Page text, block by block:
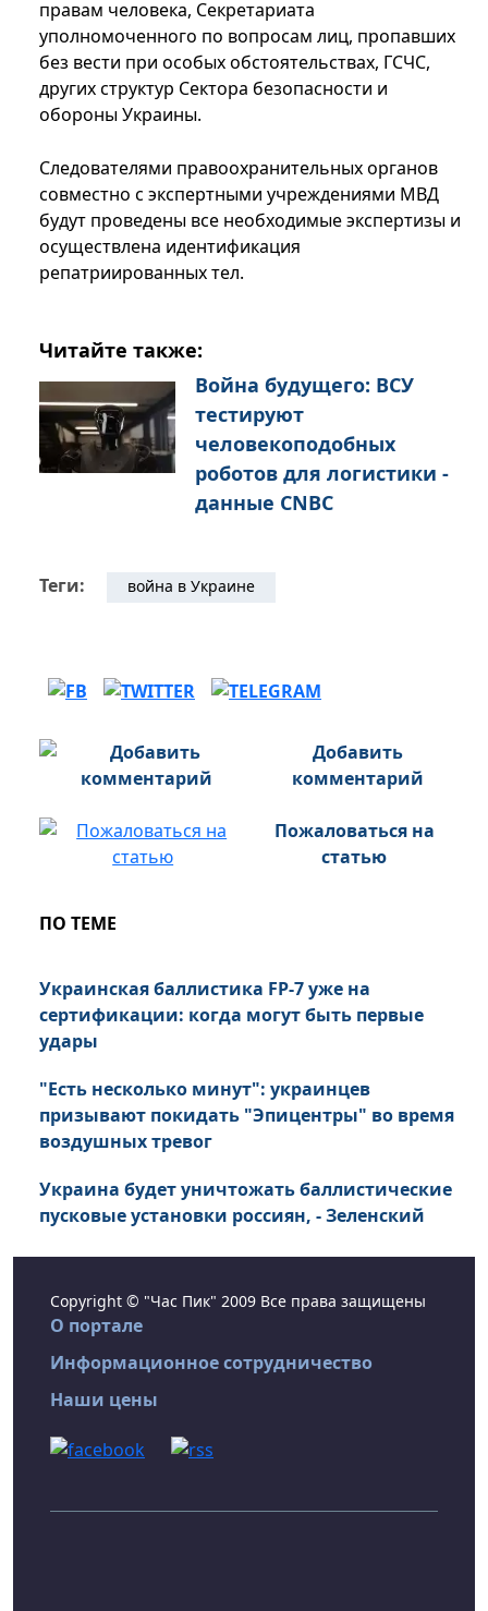
правам человека, Секретариата
уполномоченного по вопросам лиц, пропавших
без вести при особых обстоятельствах, ГСЧС,
других структур Сектора безопасности и
обороны Украины.
Следователями правоохранительных органов
совместно с экспертными учреждениями МВД
будут проведены все необходимые экспертизы и
осуществлена идентификация
репатриированных тел.
Читайте также:
Война будущего: ВСУ
тестируют
человекоподобных
роботов для логистики -
данные CNBC
Теги: война в Украине
Добавить
комментарий
Пожаловаться на
статью
ПО ТЕМЕ
Украинская баллистика FP-7 уже на
сертификации: когда могут быть первые
удары
"Есть несколько минут": украинцев
призывают покидать "Эпицентры" во время
воздушных тревог
Украина будет уничтожать баллистические
пусковые установки россиян, - Зеленский
Copyright © "Час Пик" 2009 Все права защищены
О портале
Информационное сотрудничество
Наши цены